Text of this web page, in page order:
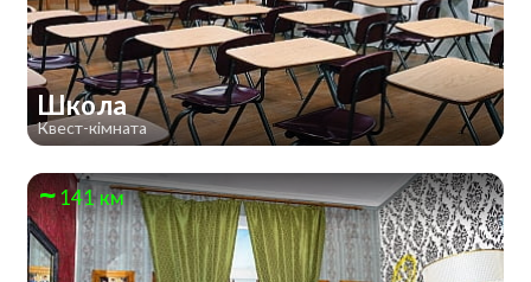
Школа
Квест-кімната
141 км